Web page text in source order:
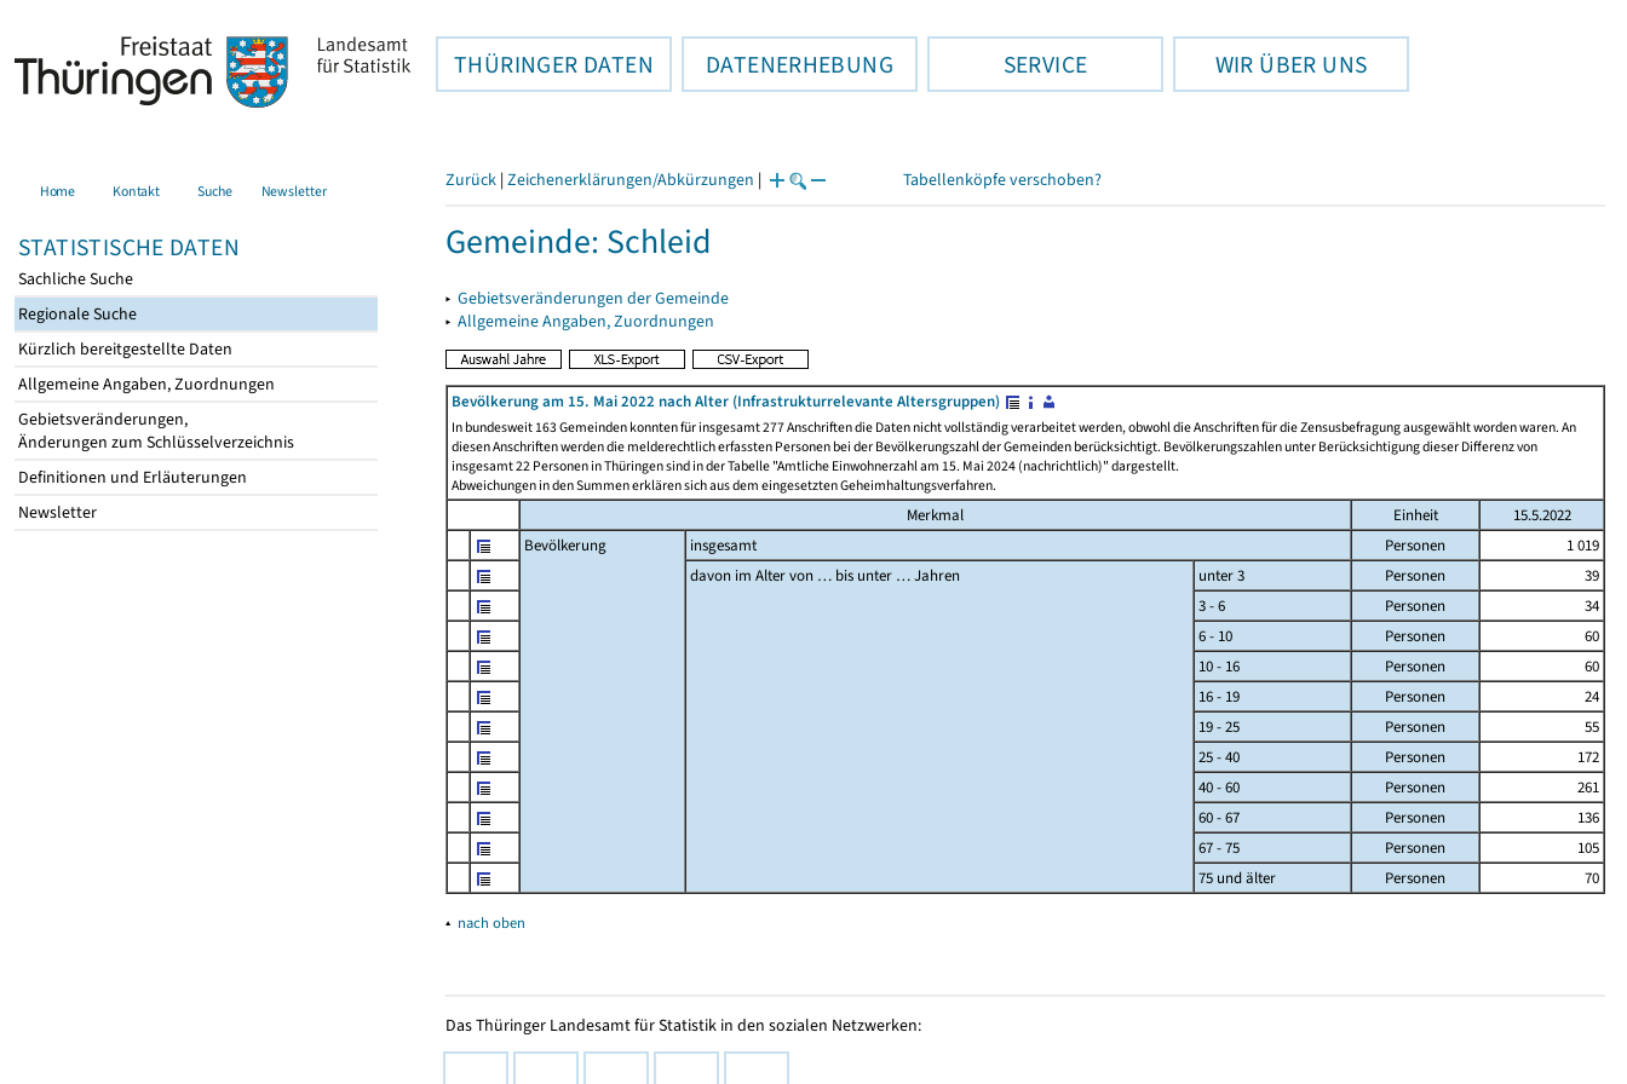
THÜRINGER DATEN DATENERHEBUNG SERVICE WIR ÜBER UNS
Home Kontakt Suche Newsletter
STATISTISCHE DATEN
Sachliche Suche
Regionale Suche
Kürzlich bereitgestellte Daten
Allgemeine Angaben, Zuordnungen
Gebietsveränderungen,
Änderungen zum Schlüsselverzeichnis
Definitionen und Erläuterungen
Newsletter
Zurück | Zeichenerklärungen/Abkürzungen | Tabellenköpfe verschoben?
Gemeinde: Schleid
▸ Gebietsveränderungen der Gemeinde
▸ Allgemeine Angaben, Zuordnungen
Bevölkerung am 15. Mai 2022 nach Alter (Infrastrukturrelevante Altersgruppen)
In bundesweit 163 Gemeinden konnten für insgesamt 277 Anschriften die Daten nicht vollständig verarbeitet werden, obwohl die Anschriften für die Zensusbefragung ausgewählt worden waren. An
diesen Anschriften werden die melderechtlich erfassten Personen bei der Bevölkerungszahl der Gemeinden berücksichtigt. Bevölkerungszahlen unter Berücksichtigung dieser Differenz von
insgesamt 22 Personen in Thüringen sind in der Tabelle "Amtliche Einwohnerzahl am 15. Mai 2024 (nachrichtlich)" dargestellt.
Abweichungen in den Summen erklären sich aus dem eingesetzten Geheimhaltungsverfahren.
Merkmal Einheit
15.5.2022
Bevölkerung
insgesamt Personen
1 019
davon im Alter von … bis unter … Jahren
unter 3 Personen
39
3 - 6
Personen
34
6 - 10
Personen
60
10 - 16
Personen
60
16 - 19
Personen
24
19 - 25
Personen
55
25 - 40
Personen
172
40 - 60
Personen
261
60 - 67
Personen
136
67 - 75
Personen
105
75 und älter
Personen 70
▴ nach oben
Das Thüringer Landesamt für Statistik in den sozialen Netzwerken: